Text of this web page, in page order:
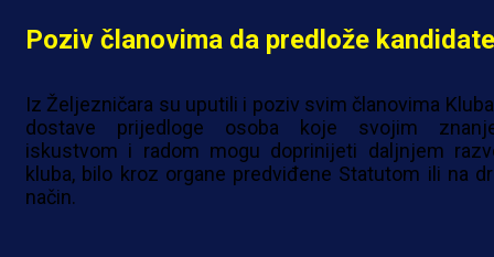
Poziv članovima da predlože kandidate
Iz Željezničara su uputili i poziv svim članovima
dostave prijedloge osoba koje svojim
iskustvom i radom mogu doprinijeti daljnjem
kluba, bilo kroz organe predviđene Statutom ili na
način.